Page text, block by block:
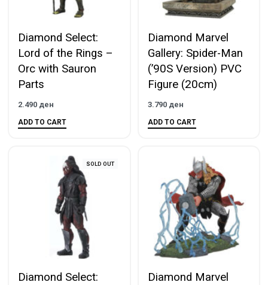
Diamond Select:
Lord of the Rings –
Orc with Sauron
Parts
2.490 ден
ADD TO CART
Diamond Marvel
Gallery: Spider-Man
(’90S Version) PVC
Figure (20cm)
3.790 ден
ADD TO CART
SOLD OUT
Diamond Select:
Diamond Marvel